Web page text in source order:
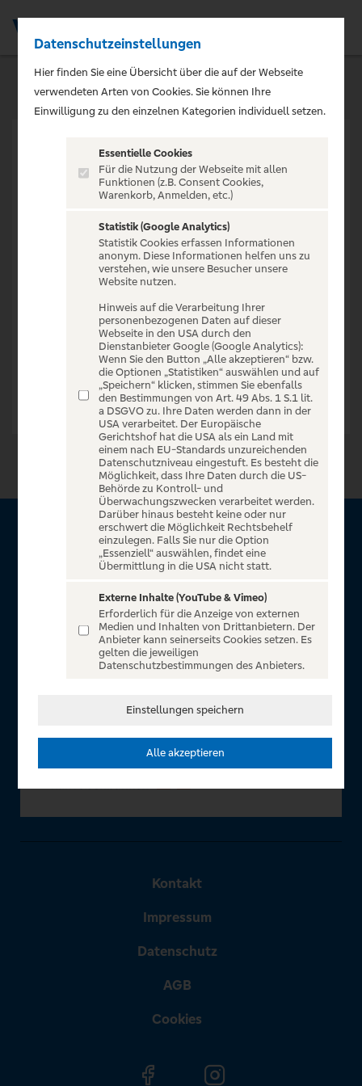
VERANSTALTUNG NICHT
GEFUNDEN
Zur Startseite
Über VR Entertain
für alle Kunden der Volksbanken Raiffeisenbanken. Auf
unserem einzigartigen Portal finden Sie Tickets für
atemberaubende Konzerte, Musicals und Shows, die
Fußball-Bundesliga sowie die Champions League und die
In Zusammenarbeit mit
Kontakt
Impressum
Datenschutz
AGB
Cookies
Datenschutzeinstellungen
Hier finden Sie eine Übersicht über die auf der Webseite
verwendeten Arten von Cookies. Sie können Ihre
Einwilligung zu den einzelnen Kategorien individuell setzen.
Essentielle Cookies
Für die Nutzung der Webseite mit allen
Funktionen (z.B. Consent Cookies,
Warenkorb, Anmelden, etc.)
Statistik (Google Analytics)
Statistik Cookies erfassen Informationen
anonym. Diese Informationen helfen uns zu
verstehen, wie unsere Besucher unsere
Website nutzen.
Hinweis auf die Verarbeitung Ihrer
personenbezogenen Daten auf dieser
Webseite in den USA durch den
Dienstanbieter Google (Google Analytics):
Wenn Sie den Button „Alle akzeptieren“ bzw.
die Optionen „Statistiken“ auswählen und auf
„Speichern“ klicken, stimmen Sie ebenfalls
den Bestimmungen von Art. 49 Abs. 1 S.1 lit.
a DSGVO zu. Ihre Daten werden dann in der
USA verarbeitet. Der Europäische
Gerichtshof hat die USA als ein Land mit
einem nach EU-Standards unzureichenden
Datenschutzniveau eingestuft. Es besteht die
Möglichkeit, dass Ihre Daten durch die US-
Behörde zu Kontroll- und
Überwachungszwecken verarbeitet werden.
Darüber hinaus besteht keine oder nur
erschwert die Möglichkeit Rechtsbehelf
einzulegen. Falls Sie nur die Option
„Essenziell“ auswählen, findet eine
Übermittlung in die USA nicht statt.
Externe Inhalte (YouTube & Vimeo)
Erforderlich für die Anzeige von externen
Medien und Inhalten von Drittanbietern. Der
Anbieter kann seinerseits Cookies setzen. Es
gelten die jeweiligen
Datenschutzbestimmungen des Anbieters.
Einstellungen speichern
Alle akzeptieren